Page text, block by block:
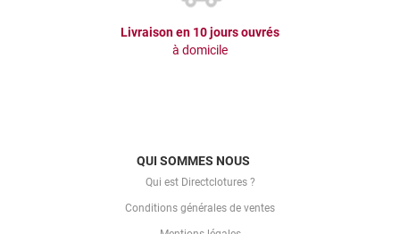
Livraison en 10 jours ouvrés
à domicile
QUI SOMMES NOUS
Qui est Directclotures ?
Conditions générales de ventes